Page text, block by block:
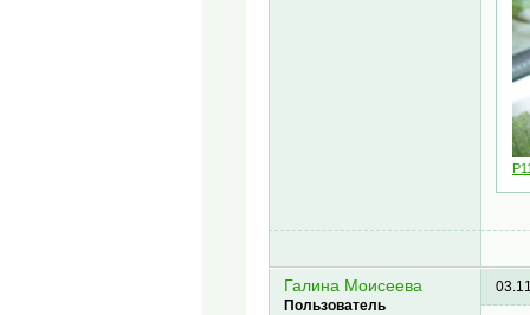
Галина Моисеева
Пользователь